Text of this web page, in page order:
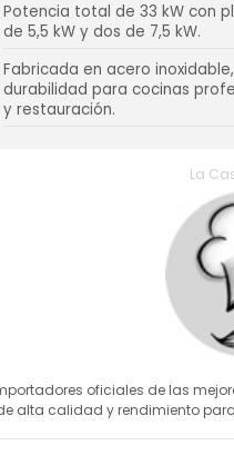
Potencia total de 33 kW con
de 5,5 kW y dos de 7,5 kW.
Fabricada en acero
durabilidad para cocinas
y restauración.
La
oficiales de las
alta calidad y rendimiento